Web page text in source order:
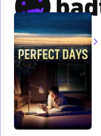
Home Film